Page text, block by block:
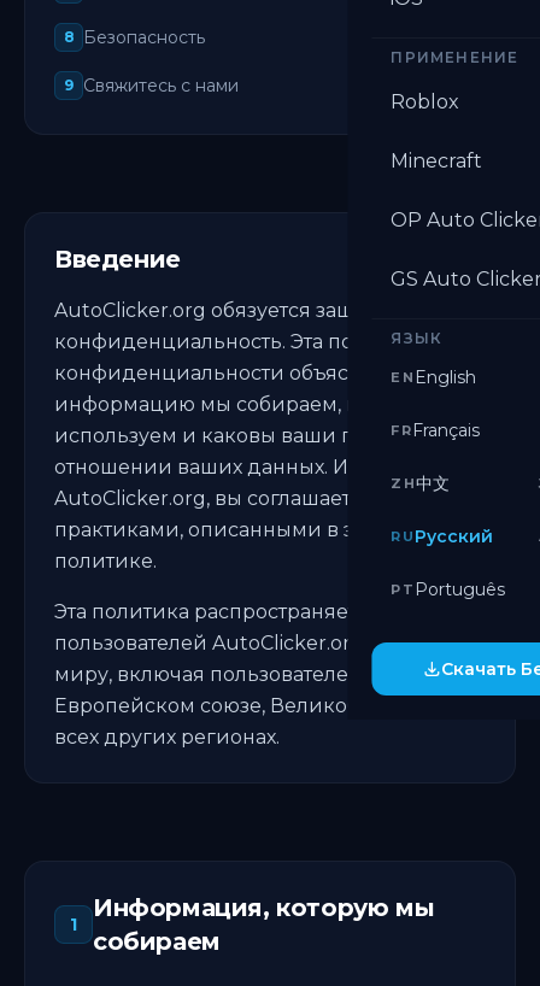
ПРИМЕНЕНИЕ
Roblox
Minecraft
OP Auto
GS Auto
ЯЗЫК
EN English
FR Français
ZH中文
RU Русский
PT Português
Скачать
8 Безопасность
9 Свяжитесь с нами
Введение
AutoClicker.org обязуется защищать вашу
конфиденциальность. Эта политика
конфиденциальности объясняет, какую
информацию мы собираем, как её
используем и каковы ваши права в
отношении ваших данных. Используя
AutoClicker.org, вы соглашаетесь с
практиками, описанными в этой
политике.
Эта политика распространяется на всех
пользователей AutoClicker.org по всему
миру, включая пользователей в США,
Европейском союзе, Великобритании и
всех других регионах.
1
Информация, которую мы
собираем